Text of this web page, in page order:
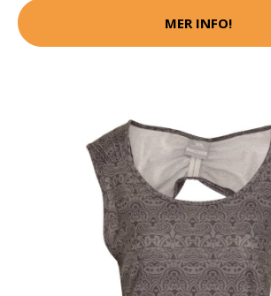
MER INFO!